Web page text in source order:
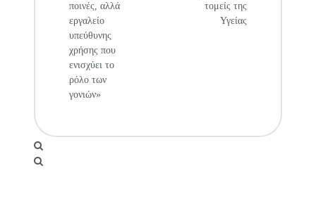
ποινές, αλλά
εργαλείο
υπεύθυνης
χρήσης που
ενισχύει το
ρόλο των
γονιών»
τομείς της
Υγείας